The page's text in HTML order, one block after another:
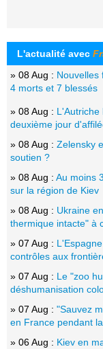
L'actualité avec
» 08 Aug : Nouvelles
4 morts et 7 blessés
» 08 Aug : L'Autriche
deuxième jour
» 08 Aug : Zelensky
soutien ?
» 08 Aug : Au moins
sur la région de Kiev
» 08 Aug : Ukraine
thermique intacte" à
» 07 Aug :
contrôles aux
» 07 Aug : Le "zoo
déshumanisation
» 07 Aug : "Sauvez
en France pendant
» 06 Aug : Kiev en